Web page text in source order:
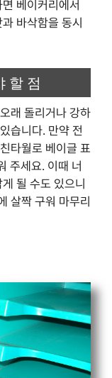
베이커리에서
바삭함을 동시
할 점
래 돌리거나 강하
습니다. 만약 전
타월로 베이글 표
주세요. 이때 너
될 수도 있으니
살짝 구워 마무리